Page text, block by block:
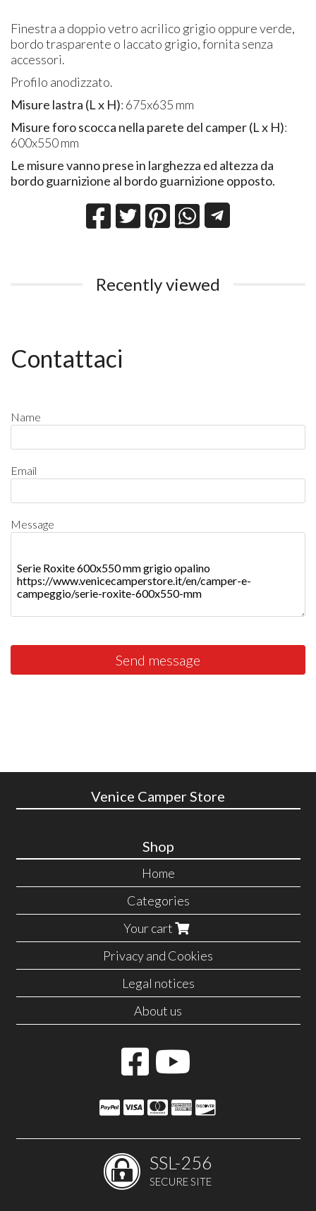
Finestra a doppio vetro acrilico grigio oppure verde,
bordo trasparente o laccato grigio, fornita senza
accessori.
Profilo anodizzato.
Misure lastra (L x H): 675x635 mm
Misure foro scocca nella parete del camper (L x H):
600x550 mm
Le misure vanno prese in larghezza ed altezza da
bordo guarnizione al bordo guarnizione opposto.
Recently viewed
Contattaci
Name
Email
Message
Send message
Venice Camper Store
Shop
Home
Categories
Your cart
Privacy and Cookies
Legal notices
About us
SSL-256
SECURE SITE